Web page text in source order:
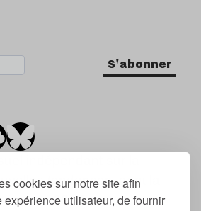
cookies sur notre site afin
expérience utilisateur, de fournir
S'abonner
indépendant sur la
tendances, dont la
de 2007.